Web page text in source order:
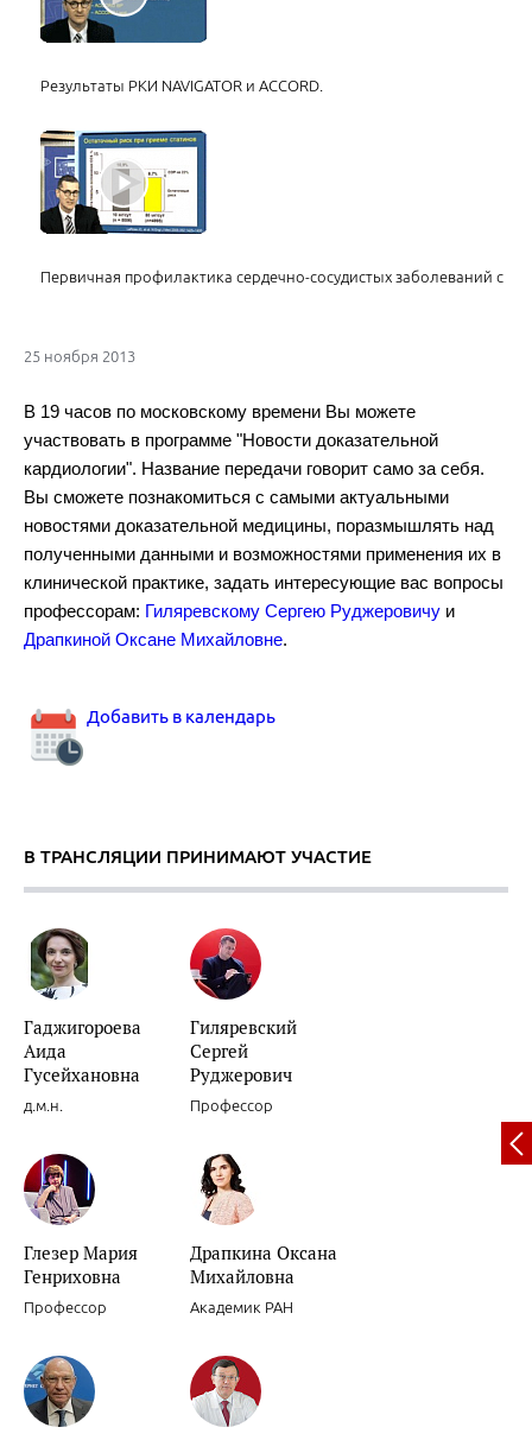
Результаты РКИ NAVIGATOR и ACCORD.
Первичная профилактика сердечно-сосудистых заболеваний с
Рекомендации по диагностике и лечению тромбоэмболии
Комбинированная гиполипидемическая терапия.
Вариабельность артериального давления.
Роль препаратов для «миокардиальной цитопротекции» в
25 ноября 2013
В 19 часов по московскому времени Вы можете
участвовать в программе "Новости доказательной
кардиологии". Название передачи говорит само за себя.
Вы сможете познакомиться с самыми актуальными
новостями доказательной медицины, поразмышлять над
полученными данными и возможностями применения их в
клинической практике, задать интересующие вас вопросы
профессорам: Гиляревскому Сергею Руджеровичу и
Драпкиной Оксане Михайловне.
Добавить в календарь
В ТРАНСЛЯЦИИ ПРИНИМАЮТ УЧАСТИЕ
Гаджигороева
Аида
Гусейхановна
д.м.н.
Гиляревский
Сергей
Руджерович
Профессор
Глезер Мария
Генриховна
Профессор
Драпкина Оксана
Михайловна
Академик РАН